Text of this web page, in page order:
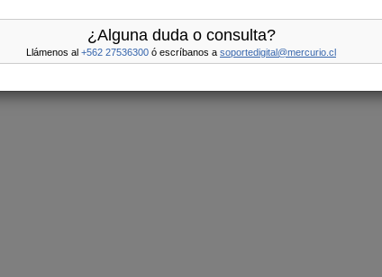
¿Alguna duda o consulta?
Llámenos al +562 27536300 ó escríbanos a soportedigital@mercurio.cl